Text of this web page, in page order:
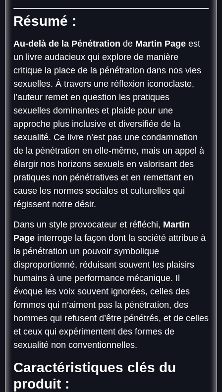
Résumé :
Au-delà de la Pénétration de Martin Page est
un livre audacieux qui explore de manière
critique la place de la pénétration dans nos vies
sexuelles. À travers une réflexion iconoclaste,
l’auteur remet en question les pratiques
sexuelles dominantes et plaide pour une
approche plus inclusive et diversifiée de la
sexualité. Ce livre n’est pas une condamnation
de la pénétration en elle-même, mais un appel à
élargir nos horizons sexuels en valorisant des
pratiques non pénétratives et en remettant en
cause les normes sociales et culturelles qui
régissent notre désir.
Dans un style provocateur et réfléchi, Martin
Page interroge la façon dont la société attribue à
la pénétration un pouvoir symbolique
disproportionné, réduisant souvent les plaisirs
humains à une performance mécanique. Il
évoque les voix souvent ignorées, celles des
femmes qui n’aiment pas la pénétration, des
hommes qui refusent d’être pénétrés, et de celles
et ceux qui expérimentent des formes de
sexualité non conventionnelles.
Caractéristiques clés du
produit :